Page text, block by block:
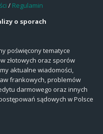
/ Regulamin
o sporach
poświęcony tematyce
złotowych oraz sporów
aktualne wiadomości,
frankowych, problemów
darmowego oraz innych
sądowych w Polsce